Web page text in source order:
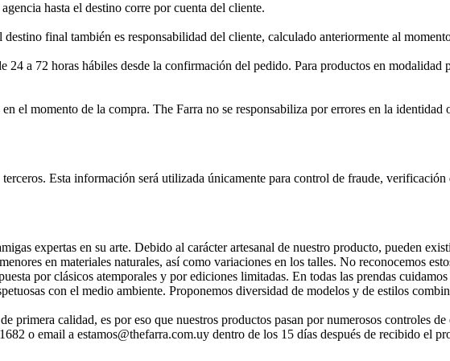
hasta el destino corre por cuenta del cliente.
final también es responsabilidad del cliente, calculado anteriormente al
24 a 72 horas hábiles desde la confirmación del pedido. Para productos en
el momento de la compra. The Farra no se responsabiliza por errores en la identidad
Esta información será utilizada únicamente para control de fraude,
expertas en su arte. Debido al carácter artesanal de nuestro producto, pueden
en materiales naturales, así como variaciones en los talles. No reconocemos
por clásicos atemporales y por ediciones limitadas. En todas las prendas
con el medio ambiente. Proponemos diversidad de modelos y de estilos
primera calidad, es por eso que nuestros productos pasan por numerosos controles
o email a estamos@thefarra.com.uy dentro de los 15 días después de recibido el